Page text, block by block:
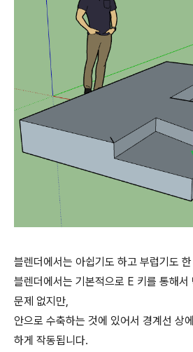
블렌더에서는 아쉽기도 하고 부럽기도
블렌더에서는 기본적으로 E 키를 통해서
문제 없지만,
안으로 수축하는 것에 있어서 경계선 상
하게 작동됩니다.